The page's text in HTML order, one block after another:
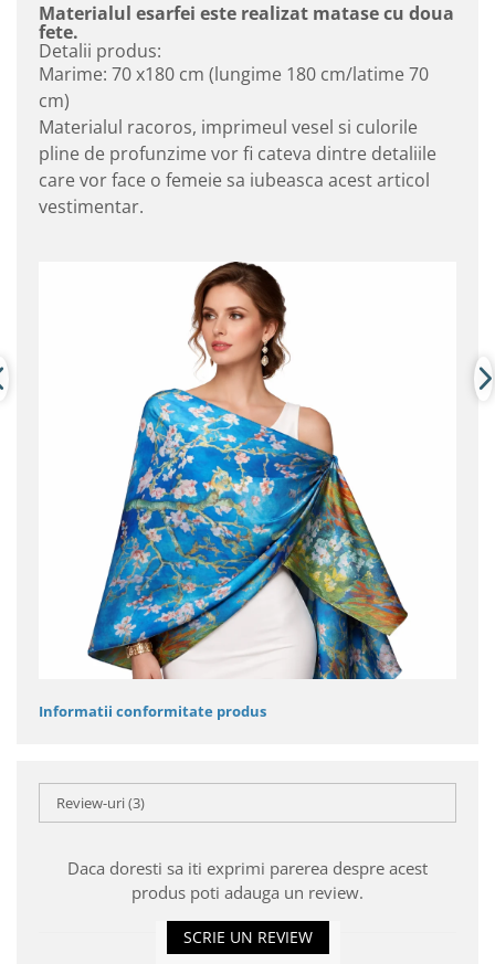
Materialul esarfei este realizat matase cu doua
fete.
Detalii produs:
Marime: 70 x180 cm (lungime 180 cm/latime 70
cm)
Materialul racoros, imprimeul vesel si culorile
pline de profunzime vor fi cateva dintre detaliile
care vor face o femeie sa iubeasca acest articol
vestimentar.
Informatii conformitate produs
Review-uri(3)
Daca doresti sa iti exprimi parerea despre acest
produs poti adauga un review.
SCRIE UN REVIEW